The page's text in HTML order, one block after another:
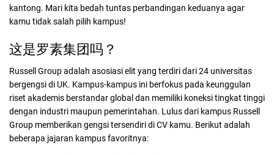
kantong. Mari kita bedah tuntas perbandingan keduanya agar
kamu tidak salah pilih kampus!
这是罗素集团吗？
Russell Group adalah asosiasi elit yang terdiri dari 24 universitas
bergengsi di UK. Kampus-kampus ini berfokus pada keunggulan
riset akademis berstandar global dan memiliki koneksi tingkat tinggi
dengan industri maupun pemerintahan. Lulus dari kampus Russell
Group memberikan gengsi tersendiri di CV kamu. Berikut adalah
beberapa jajaran kampus favoritnya: